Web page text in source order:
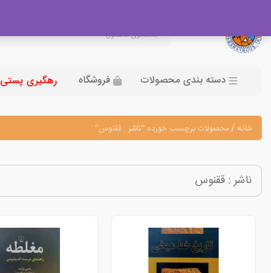
دسته بندی محصولات فروشگاه رهگیری پستی
خانه /محصولات برچسب خورده “ناشر : ققنوس”
ناشر : ققنوس